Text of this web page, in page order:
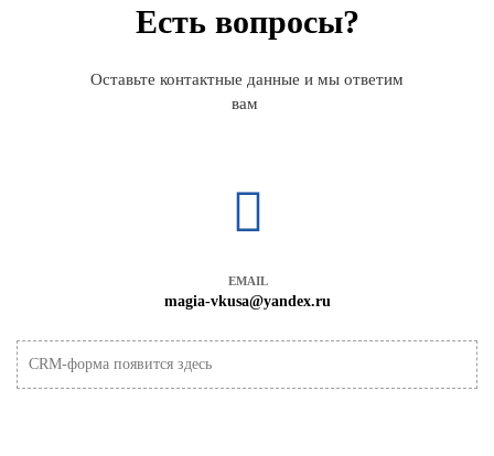
Есть вопросы?
Оставьте контактные данные и мы ответим
вам
EMAIL
magia-vkusa@yandex.ru
CRM-форма появится здесь